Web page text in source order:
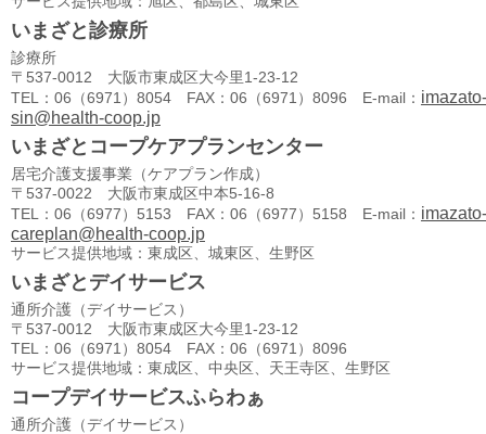
いまざと診療所
診療所
〒537-0012 大阪市東成区大今里1-23-12
TEL：06（6971）8054 FAX：06（6971）8096 E-mail： imazato-
sin@health-coop.jp
いまざとコープケアプランセンター
居宅介護支援事業（ケアプラン作成）
〒537-0022 大阪市東成区中本5-16-8
TEL：06（6977）5153 FAX：06（6977）5158 E-mail： imazato-
careplan@health-coop.jp
サービス提供地域：東成区、城東区、生野区
いまざとデイサービス
通所介護（デイサービス）
〒537-0012 大阪市東成区大今里1-23-12
TEL：06（6971）8054 FAX：06（6971）8096
サービス提供地域：東成区、中央区、天王寺区、生野区
コープデイサービスふらわぁ
通所介護（デイサービス）